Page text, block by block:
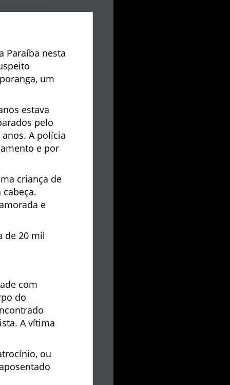
Paraíba nesta
um
estava
pelo
A polícia
e por
criança de
e
de 20 mil
com
do
A vítima
ou